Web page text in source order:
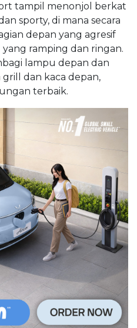
tampil menonjol berkat
sporty, di mana secara
depan yang agresif
ramping dan ringan.
lampu depan dan
dan kaca depan,
terbaik.